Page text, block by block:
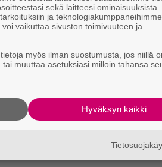
sekä laitteesi ominaisuuksista.
ja teknologiakumppaneihimme
vaikuttaa sivuston toimivuuteen ja
myös ilman suostumusta, jos niillä
muuttaa asetuksiasi milloin tahansa
Hyväksyn kaikki